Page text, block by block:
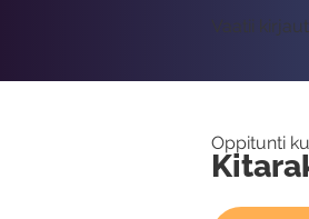
Vaatii
Oppitunti